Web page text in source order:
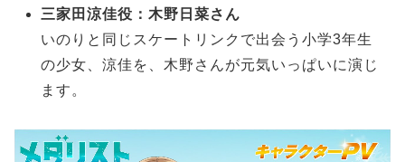
三家田涼佳役：木野日菜さん
いのりと同じスケートリンクで出会う小学3年生
の少女、涼佳を、木野さんが元気いっぱいに演じ
ます。